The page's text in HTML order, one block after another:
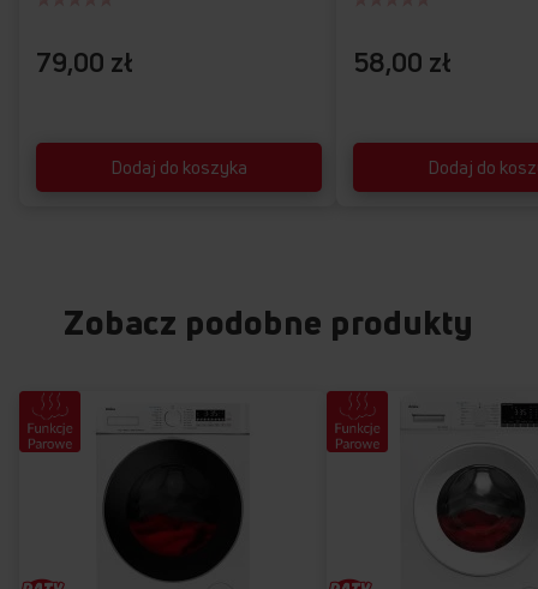
79,00 zł
Dodaj do koszyka
58,00 zł
Dodaj do
Zobacz podobne produkty